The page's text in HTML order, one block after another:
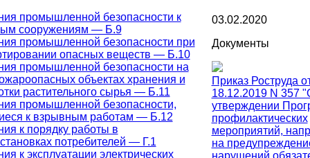
промышленной безопасности к
сооружениям — Б.9
промышленной безопасности при
опасных веществ — Б.10
промышленной безопасности на
объектах хранения и
растительного сырья — Б.11
промышленной безопасности,
к взрывным работам — Б.12
к порядку работы в
потребителей — Г.1
к эксплуатации электрических
03.02.2020
Документы
Приказ Роструда
18.12.2019 N 357
утверждении
профилактических
мероприятий,
на
нарушений